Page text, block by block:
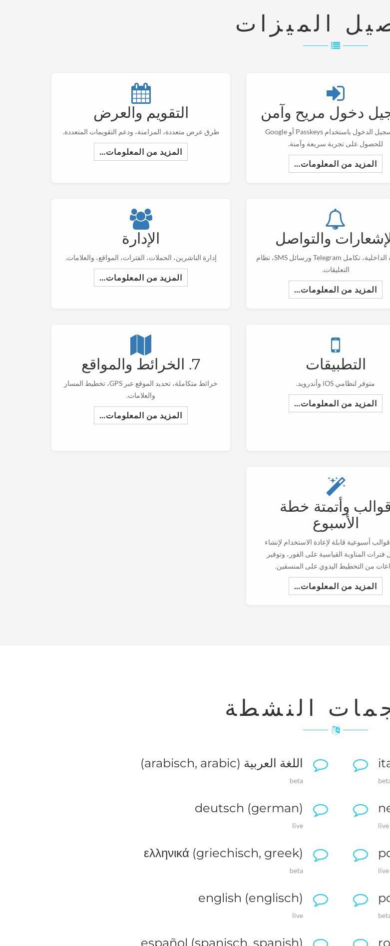
الميزات
دخول مريح وآمن
قم بتسجيل الدخول باستخدام Passkeys أو Google
للحصول على تجربة سريعة وآمنة.
المزيد من المعلومات…
التقويم والعرض
طرق عرض متعددة، المزامنة، ودعم التقويمات المتعددة.
المزيد من المعلومات…
والتواصل
المراسلة الداخلية، تكامل Telegram ورسائل SMS، نظام
التعليقات.
المزيد من المعلومات…
الإدارة
إدارة الناشرين، الحملات، الفترات، المواقع، والعلامات.
المزيد من المعلومات…
التطبيقات
متوفر لنظامي iOS وأندرويد.
المزيد من المعلومات…
7. الخرائط والمواقع
خرائط متكاملة، تحديد الموقع عبر GPS، تخطيط المسار
والعلامات.
المزيد من المعلومات…
وأتمتة خطة
الأسبوع
أسبوعية قابلة لإعادة الاستخدام لإنشاء
فترات المناوبة القياسية على الفور، وتوفير
من التخطيط اليدوي على المنسقين.
المزيد من المعلومات…
النشطة
اللغة العربية (arabisch, arabic)
beta
deutsch (german)
live
ελληνικά (griechisch, greek)
beta
english (englisch)
live
español (spanisch, spanish)
live
live